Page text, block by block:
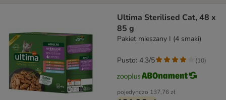
Ultima Sterilised Cat, 48 x
85 g
Pakiet mieszany I (4 smaki)
pojedynczo 137,76 zł
Pusto: 4.3/5 (10)